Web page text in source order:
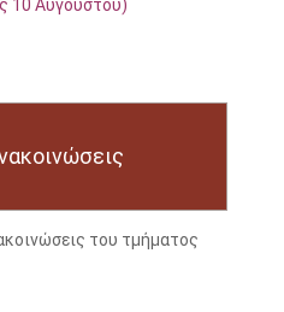
10 Αυγούστου)
του τμήματος